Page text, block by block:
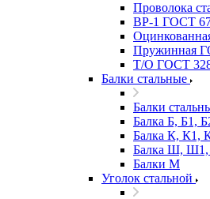
Проволока
ВР-1 ГОСТ
Пружинная
Т/О ГОСТ
Балки стальные
Балки
Балка Б, Б1,
Балка К, К1,
Балка Ш,
Балки М
Уголок стальной